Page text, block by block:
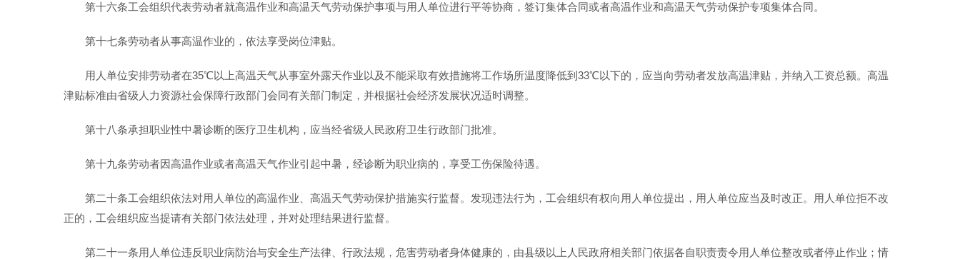
第十六条工会组织代表劳动者就高温作业和高温天气劳动保护事项与用人单位进行平等协商，签订集体合同或者高温作业和高温天气劳动保护专项集体合同。
第十七条劳动者从事高温作业的，依法享受岗位津贴。
用人单位安排劳动者在35℃以上高温天气从事室外露天作业以及不能采取有效措施将工作场所温度降低到33℃以下的，应当向劳动者发放高温津贴，并纳入工资总额。高温
津贴标准由省级人力资源社会保障行政部门会同有关部门制定，并根据社会经济发展状况适时调整。
第十八条承担职业性中暑诊断的医疗卫生机构，应当经省级人民政府卫生行政部门批准。
第十九条劳动者因高温作业或者高温天气作业引起中暑，经诊断为职业病的，享受工伤保险待遇。
第二十条工会组织依法对用人单位的高温作业、高温天气劳动保护措施实行监督。发现违法行为，工会组织有权向用人单位提出，用人单位应当及时改正。用人单位拒不改
正的，工会组织应当提请有关部门依法处理，并对处理结果进行监督。
第二十一条用人单位违反职业病防治与安全生产法律、行政法规，危害劳动者身体健康的，由县级以上人民政府相关部门依据各自职责责令用人单位整改或者停止作业；情